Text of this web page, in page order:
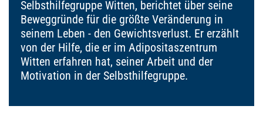
Selbsthilfegruppe Witten, berichtet über seine
Beweggründe für die größte Veränderung in
seinem Leben - den Gewichtsverlust. Er erzählt
von der Hilfe, die er im Adipositaszentrum
Witten erfahren hat, seiner Arbeit und der
Motivation in der Selbsthilfegruppe.